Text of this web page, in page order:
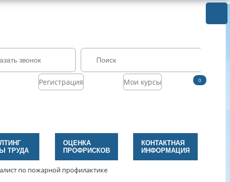
звонок
Регистрация Мои курсы 0
ТРУДА
ОЦЕНКА
ПРОФРИСКОВ
КОНТАКТНАЯ
ИНФОРМАЦИЯ
по пожарной профилактике